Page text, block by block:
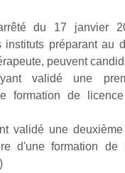
du 17 janvier
instituts préparant au
peuvent
validé une
formation de
validé une
d'une formation de